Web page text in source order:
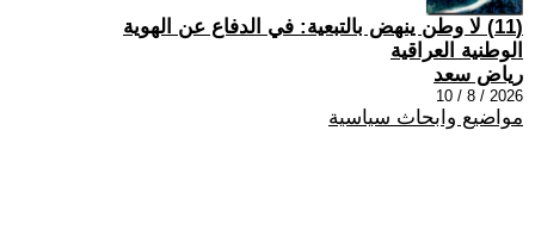
(11) لا وطن ينهض بالتبعية: في الدفاع عن الهوية
الوطنية العراقية
رياض سعد
2026 / 8 / 10
مواضيع وابحاث سياسية